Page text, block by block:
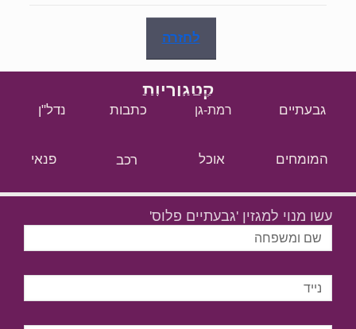
לחזרה
קטגוריות
גבעתיים רמת-גן כתבות נדל"ן
המומחים אוכל רכב פנאי
עשו מנוי למגזין 'גבעתיים פלוס'